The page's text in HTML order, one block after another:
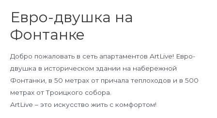
Евро-двушка на
Фонтанке
Добро пожаловать в сеть апартаментов ArtLive! Евро-
двушка в историческом здании на набережной
Фонтанки, в 50 метрах от причала теплоходов и в 500
метрах от Троицкого собора.
ArtLive – это искусство жить с комфортом!